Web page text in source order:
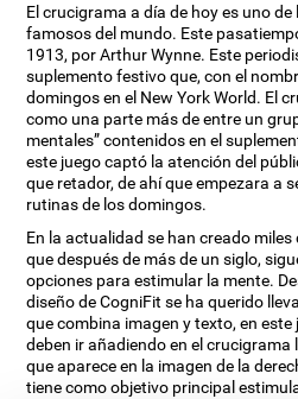
El crucigrama a día de hoy es uno
famosos del mundo. Este
1913, por Arthur Wynne. Este
suplemento festivo que, con el
domingos en el New York World. El
como una parte más de entre un
mentales” contenidos en el
este juego captó la atención del
que retador, de ahí que empezara a
rutinas de los domingos.
En la actualidad se han creado miles
que después de más de un siglo,
opciones para estimular la mente.
diseño de CogniFit se ha querido
que combina imagen y texto, en
deben ir añadiendo en el
que aparece en la imagen de la
tiene como objetivo principal